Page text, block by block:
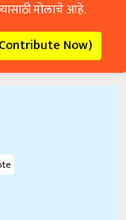
मोलाचे आहे.
Now)